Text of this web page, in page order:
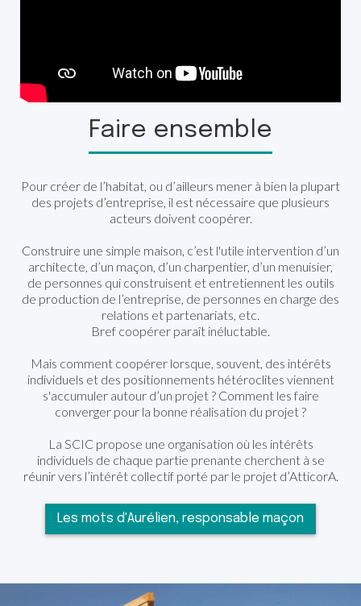
Faire ensemble
Pour créer de l’habitat, ou d’ailleurs mener à bien la plupart
des projets d’entreprise, il est nécessaire que plusieurs
acteurs doivent coopérer.
Construire une simple maison, c’est l'utile intervention d’un
architecte, d’un maçon, d’un charpentier, d’un menuisier,
de personnes qui construisent et entretiennent les outils
de production de l’entreprise, de personnes en charge des
relations et partenariats, etc.
Bref coopérer paraît inéluctable.
Mais comment coopérer lorsque, souvent, des intérêts
individuels et des positionnements hétéroclites viennent
s'accumuler autour d’un projet ? Comment les faire
converger pour la bonne réalisation du projet ?
La SCIC propose une organisation où les intérêts
individuels de chaque partie prenante cherchent à se
réunir vers l’intérêt collectif porté par le projet d’AtticorA.
Les mots d'Aurélien, responsable maçon